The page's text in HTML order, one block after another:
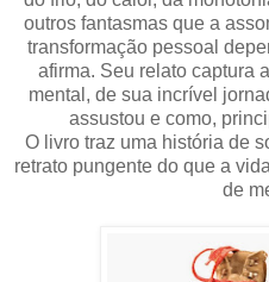
outros fantasmas que a
transformação pessoal
afirma. Seu relato captura
mental, de sua incrível
assustou e como,
O livro traz uma história de
retrato pungente do que a
de